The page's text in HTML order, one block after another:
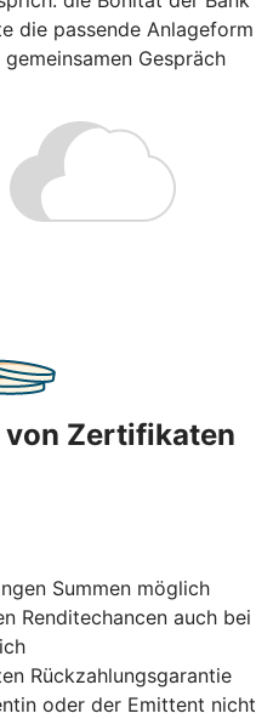
die passende Anlageform
Gespräch
Zertifikaten
Summen möglich
Renditechancen auch bei
Rückzahlungsgarantie
oder der Emittent nicht